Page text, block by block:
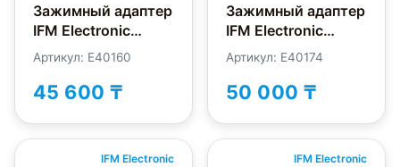
Зажимный адаптер
IFM Electronic
E40160
Артикул: E40160
45 600 ₸
Зажимный адаптер
IFM Electronic
E40174
Артикул: E40174
50 000 ₸
IFM Electronic IFM Electronic